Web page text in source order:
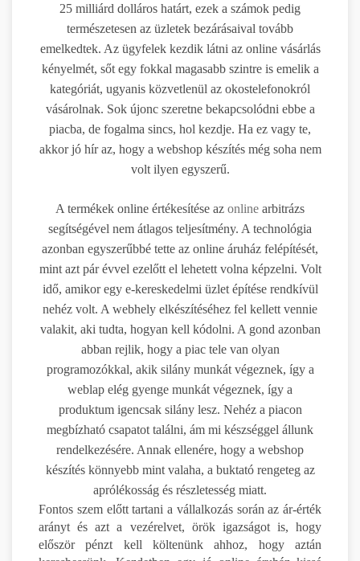
25 milliárd dolláros határt, ezek a számok pedig
természetesen az üzletek bezárásaival tovább
emelkedtek. Az ügyfelek kezdik látni az online vásárlás
kényelmét, sőt egy fokkal magasabb szintre is emelik a
kategóriát, ugyanis közvetlenül az okostelefonokról
vásárolnak. Sok újonc szeretne bekapcsolódni ebbe a
piacba, de fogalma sincs, hol kezdje. Ha ez vagy te,
akkor jó hír az, hogy a webshop készítés még soha nem
volt ilyen egyszerű.
A termékek online értékesítése az online arbitrázs
segítségével nem átlagos teljesítmény. A technológia
azonban egyszerűbbé tette az online áruház felépítését,
mint azt pár évvel ezelőtt el lehetett volna képzelni. Volt
idő, amikor egy e-kereskedelmi üzlet építése rendkívül
nehéz volt. A webhely elkészítéséhez fel kellett vennie
valakit, aki tudta, hogyan kell kódolni. A gond azonban
abban rejlik, hogy a piac tele van olyan
programozókkal, akik silány munkát végeznek, így a
weblap elég gyenge munkát végeznek, így a
produktum igencsak silány lesz. Nehéz a piacon
megbízható csapatot találni, ám mi készséggel állunk
rendelkezésére. Annak ellenére, hogy a webshop
készítés könnyebb mint valaha, a buktató rengeteg az
aprólékosság és részletesség miatt.
Fontos szem előtt tartani a vállalkozás során az ár-érték
arányt és azt a vezérelvet, örök igazságot is, hogy
először pénzt kell költenünk ahhoz, hogy aztán